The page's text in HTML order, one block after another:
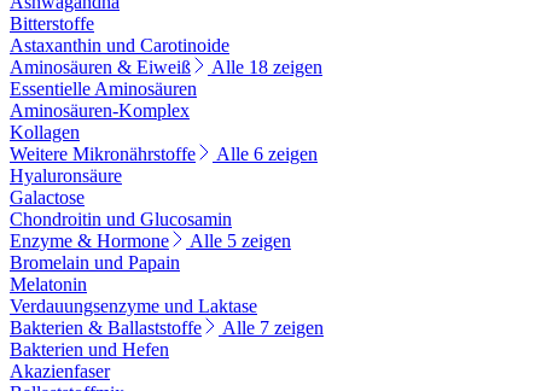
Bitterstoffe
Astaxanthin und Carotinoide
Aminosäuren & Eiweiß
Alle 18 zeigen
Essentielle Aminosäuren
Aminosäuren-Komplex
Kollagen
Weitere Mikronährstoffe
Alle 6 zeigen
Hyaluronsäure
Galactose
Chondroitin und Glucosamin
Enzyme & Hormone
Alle 5 zeigen
Bromelain und Papain
Melatonin
Verdauungsenzyme und Laktase
Bakterien & Ballaststoffe
Alle 7 zeigen
Bakterien und Hefen
Akazienfaser